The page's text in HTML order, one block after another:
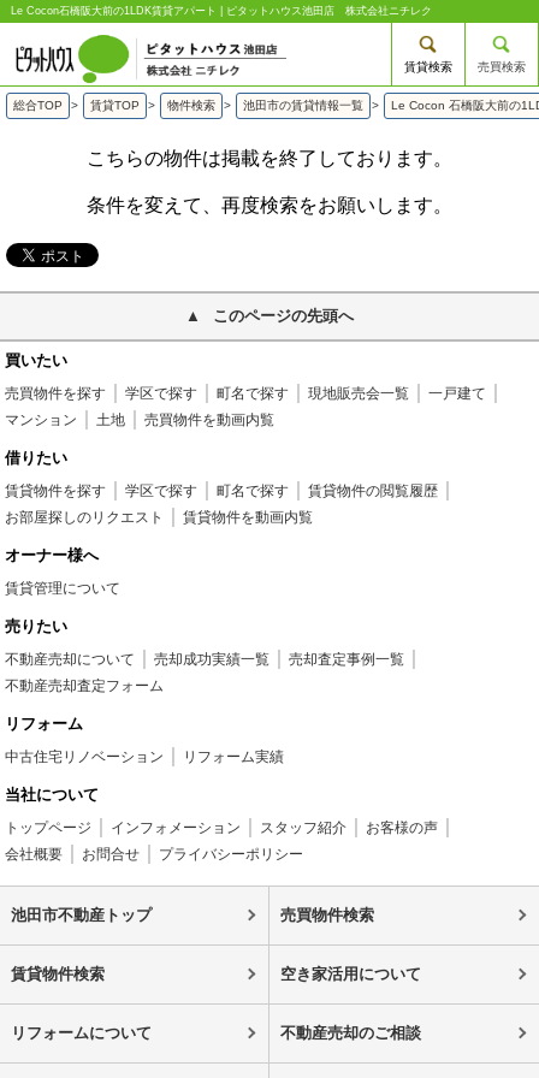
Le Cocon石橋阪大前の1LDK賃貸アパート | ピタットハウス池田店 株式会社ニチレク
賃貸検索 売買検索
総合TOP > 賃貸TOP > 物件検索 > 池田市の賃貸情報一覧 > Le Cocon 石橋阪大前の
こちらの物件は掲載を終了しております。
条件を変えて、再度検索をお願いします。
このページの先頭へ
買いたい
売買物件を探す 学区で探す 町名で探す 現地販売会一覧
一戸建て
マンション
土地 売買物件を動画内覧
借りたい
賃貸物件を探す 学区で探す 町名で探す
賃貸物件の閲覧履歴
お部屋探しのリクエスト
賃貸物件を動画内覧
オーナー様へ
賃貸管理について
売りたい
不動産売却について 売却成功実績一覧
売却査定事例一覧
不動産売却査定フォーム
リフォーム
中古住宅リノベーション リフォーム実績
当社について
トップページ インフォメーション スタッフ紹介
お客様の声
会社概要
お問合せ プライバシーポリシー
池田市不動産トップ 売買物件検索
賃貸物件検索 空き家活用について
リフォームについて 不動産売却のご相談